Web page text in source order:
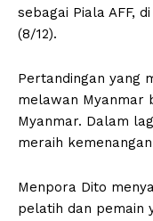
sebagai Piala AFF,
(8/12).
Pertandingan yang
melawan Myanmar
Myanmar. Dalam
meraih
Menpora Dito
pelatih dan pemain